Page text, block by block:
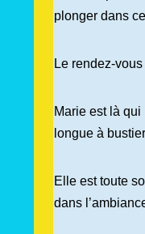
plonger dans
Le rendez-
Marie est là
longue à
Elle est toute
dans